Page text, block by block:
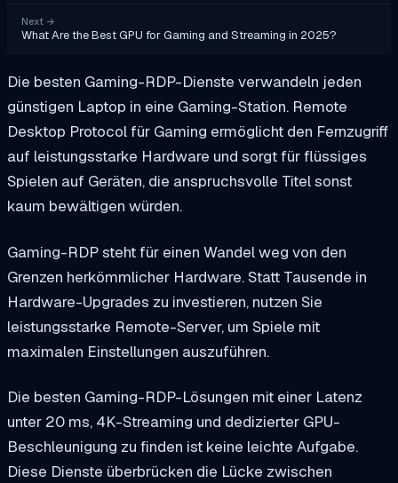
Next →
What Are the Best GPU for Gaming and Streaming in 2025?
Die besten Gaming-RDP-Dienste verwandeln jeden
günstigen Laptop in eine Gaming-Station. Remote
Desktop Protocol für Gaming ermöglicht den Fernzugriff
auf leistungsstarke Hardware und sorgt für flüssiges
Spielen auf Geräten, die anspruchsvolle Titel sonst
kaum bewältigen würden.
Gaming-RDP steht für einen Wandel weg von den
Grenzen herkömmlicher Hardware. Statt Tausende in
Hardware-Upgrades zu investieren, nutzen Sie
leistungsstarke Remote-Server, um Spiele mit
maximalen Einstellungen auszuführen.
Die besten Gaming-RDP-Lösungen mit einer Latenz
unter 20 ms, 4K-Streaming und dedizierter GPU-
Beschleunigung zu finden ist keine leichte Aufgabe.
Diese Dienste überbrücken die Lücke zwischen